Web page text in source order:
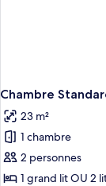
Chambre
23 m²
1 chambre
2 personnes
1 grand lit OU 2